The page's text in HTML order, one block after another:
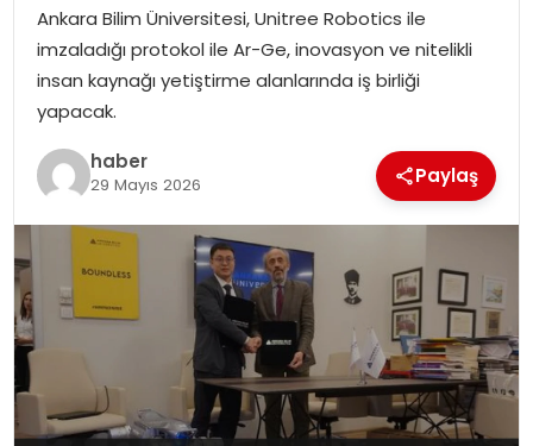
EKONOMI
MAGAZIN
DÜNYA
OTOMOBIL
Ankara Bilim Üniversitesi, Unitree Robotics ile
imzaladığı protokol ile Ar-Ge, inovasyon ve nitelikli
insan kaynağı yetiştirme alanlarında iş birliği
yapacak.
haber
29 Mayıs 2026 Paylaş